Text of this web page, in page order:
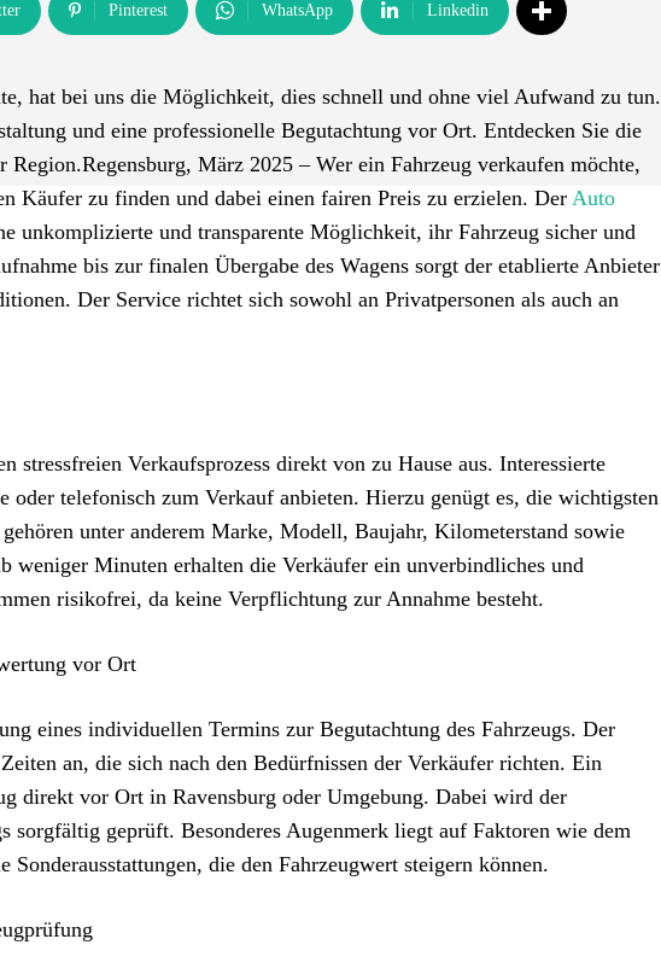
Pinterest WhatsApp Linkedin
hat bei uns die Möglichkeit, dies schnell und ohne viel Aufwand zu tun.
und eine professionelle Begutachtung vor Ort. Entdecken Sie die
März 2025 – Wer ein Fahrzeug verkaufen möchte,
Käufer zu finden und dabei einen fairen Preis zu erzielen. Der Auto
unkomplizierte und transparente Möglichkeit, ihr Fahrzeug sicher und
bis zur finalen Übergabe des Wagens sorgt der etablierte Anbieter
Der Service richtet sich sowohl an Privatpersonen als auch an
stressfreien Verkaufsprozess direkt von zu Hause aus. Interessierte
oder telefonisch zum Verkauf anbieten. Hierzu genügt es, die wichtigsten
unter anderem Marke, Modell, Baujahr, Kilometerstand sowie
weniger Minuten erhalten die Verkäufer ein unverbindliches und
risikofrei, da keine Verpflichtung zur Annahme besteht.
vor Ort
eines individuellen Termins zur Begutachtung des Fahrzeugs. Der
an, die sich nach den Bedürfnissen der Verkäufer richten. Ein
direkt vor Ort in Ravensburg oder Umgebung. Dabei wird der
sorgfältig geprüft. Besonderes Augenmerk liegt auf Faktoren wie dem
die den Fahrzeugwert steigern können.